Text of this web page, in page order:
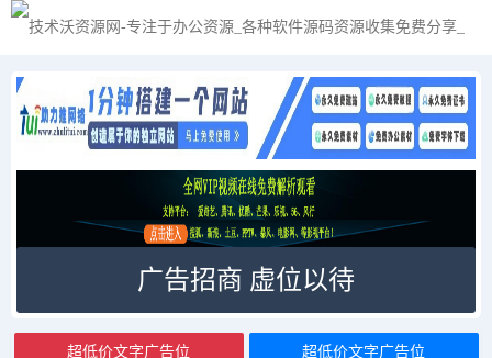
广告招商 虚位以待
超低价文字广告位 超低价文字广告位